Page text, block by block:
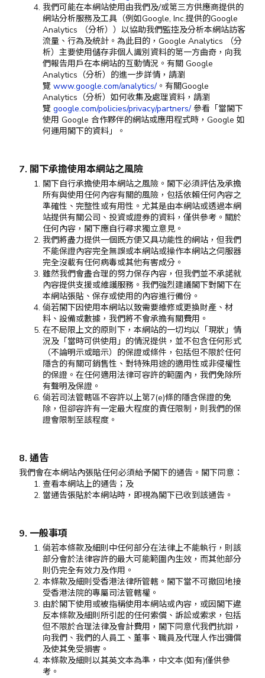
我們可能在本網站使用由我們及/或第三方供應商提供的
網站分析服務及工具（例如Google, Inc.提供的Google
Analytics （分析））以協助我們監控及分析本網站訪客
流量、行為及統計。為此目的，Google Analytics （分
析）主要使用儲存非個人識別資料的第一方曲奇，向我
們報告用戶在本網站的互動情況。有關 Google
Analytics（分析）的進一步詳情，請瀏
覽 www.google.com/analytics/ 。有關Google
Analytics（分析）如何收集及處理資料，請瀏
覽 google.com/policies/privacy/partners/ 參看「當閣下
使用 Google 合作夥伴的網站或應用程式時，Google 如
何運用閣下的資料」。
7. 閣下承擔使用本網站之風險
閣下自行承擔使用本網站之風險。閣下必須評估及承擔
所有與使用任何內容有關的風險，包括依賴任何內容之
準確性、完整性或有用性。尤其是由本網站或透過本網
站提供有關公司、投資或證券的資料，僅供參考。關於
任何內容，閣下應自行尋求獨立意見。
我們將盡力提供一個既方便又具功能性的網站，但我們
不能保證內容完全無誤或本網站或操作本網站之伺服器
完全沒載有任何病毒或其他有害成分。
雖然我們會盡合理的努力保存內容，但我們並不承諾就
內容提供支援或維護服務。我們強烈建議閣下對閣下在
本網站張貼、保存或使用的內容進行備份。
倘若閣下因使用本網站以致需要維修或更換財產、材
料、設備或數據，我們將不會承擔有關費用。
在不局限上文的原則下，本網站的一切均以「現狀」情
況及「當時可供使用」的情況提供，並不包含任何形式
（不論明示或暗示）的保證或條件，包括但不限於任何
隱含的有關可銷售性、對特殊用途的適用性或非侵權性
的保證。在任何適用法律可容許的範圍內，我們免除所
有聲明及保證。
倘若司法管轄區不容許以上第7(e)條的隱含保證的免
除，但卻容許有一定最大程度的責任限制，則我們的保
證會限制至該程度。
8. 通告
我們會在本網站內張貼任何必須給予閣下的通告。閣下同意：
查看本網站上的通告；及
當通告張貼於本網站時，即視為閣下已收到該通告。
9. 一般事項
倘若本條款及細則中任何部分在法律上不能執行，則該
部分會於法律容許的最大可能範圍內生效，而其他部分
則仍完全有效力及作用。
本條款及細則受香港法律所管轄。閣下當不可撤回地接
受香港法院的專屬司法管轄權。
由於閣下使用或被指稱使用本網站或內容，或因閣下違
反本條款及細則所引起的任何索償、訴訟或索求，包括
但不限於合理法律及會計費用，閣下同意代我們抗辯，
向我們、我們的人員工、董事、職員及代理人作出彌償
及使其免受損害。
本條款及細則以其英文本為準，中文本(如有)僅供參
考。